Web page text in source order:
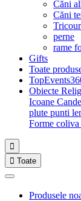
Căni
Căni
perne
rame
Gifts
Toate
Obiecte
Icoane
plute punti
Forme coliva

 Toate
Produsele